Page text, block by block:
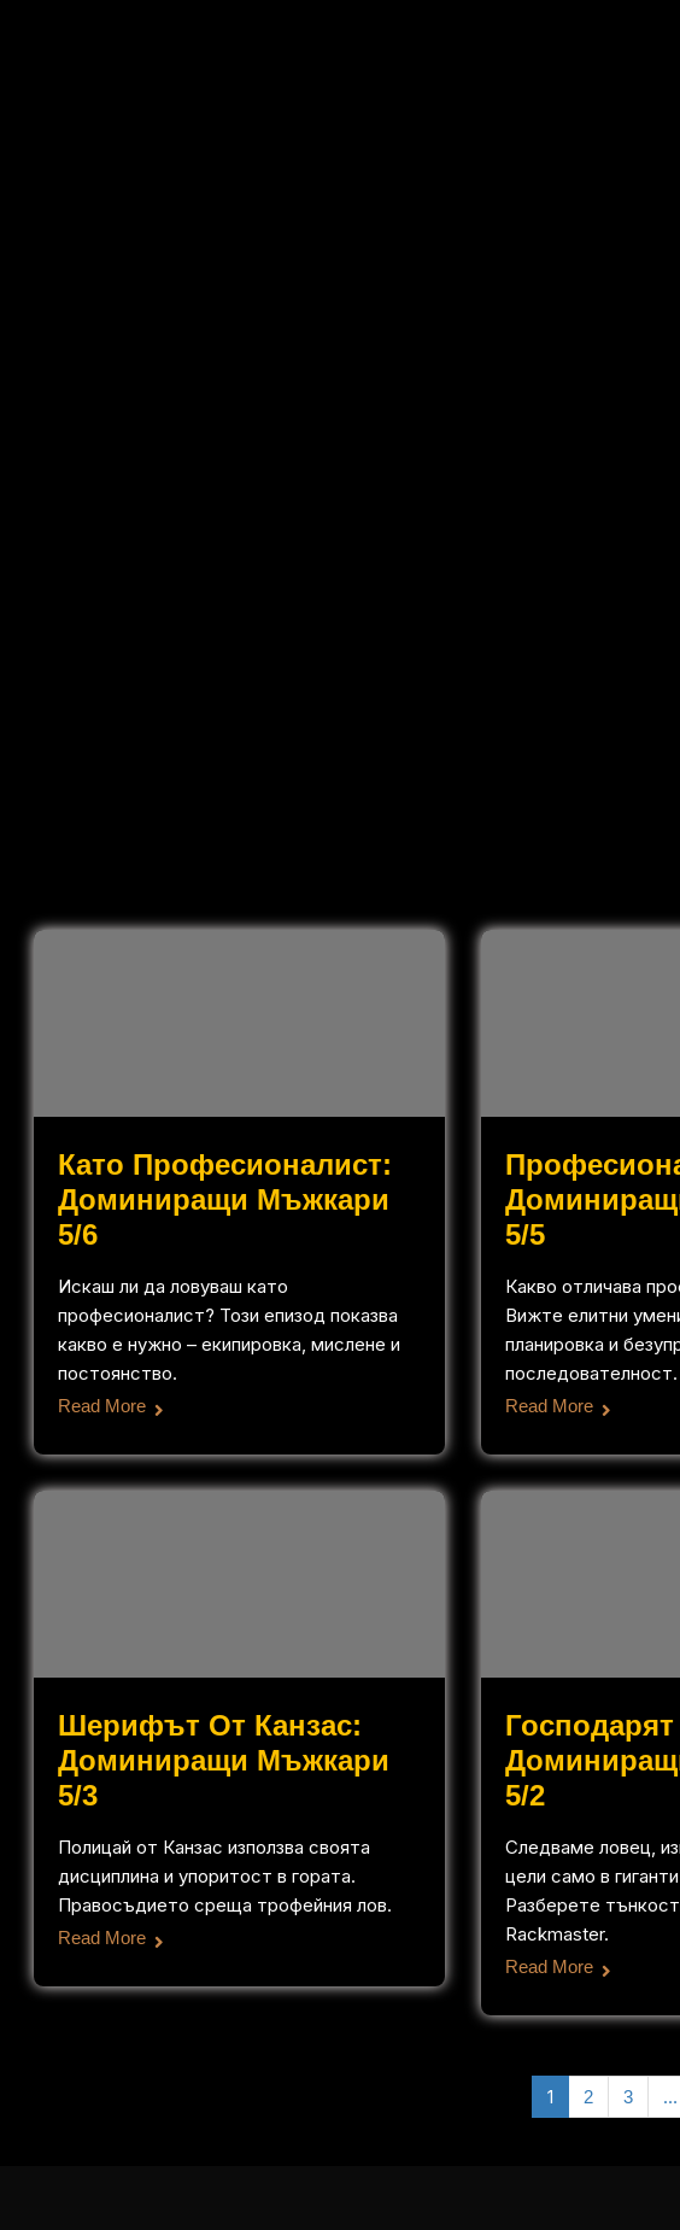
Като Професионалист:
Доминиращи Мъжкари
5/6
Искаш ли да ловуваш като
професионалист? Този епизод показва
какво е нужно – екипировка, мислене и
постоянство.
Read More
5/5
Какво отличава
Вижте елитни
планировка и
последователност.
Read More
Шерифът От Канзас:
Доминиращи Мъжкари
5/3
Полицай от Канзас използва своята
дисциплина и упоритост в гората.
Правосъдието среща трофейния лов.
Read More
5/2
Следваме ловец,
цели само в
Разберете
Rackmaster.
Read More
1 2 3 …